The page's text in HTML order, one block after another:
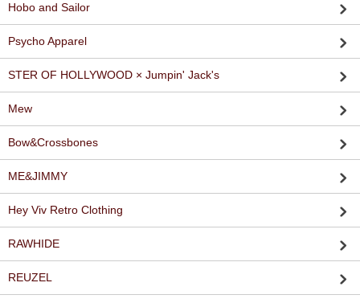
Hobo and Sailor
Psycho Apparel
STER OF HOLLYWOOD × Jumpin' Jack's
Mew
Bow&Crossbones
ME&JIMMY
Hey Viv Retro Clothing
RAWHIDE
REUZEL